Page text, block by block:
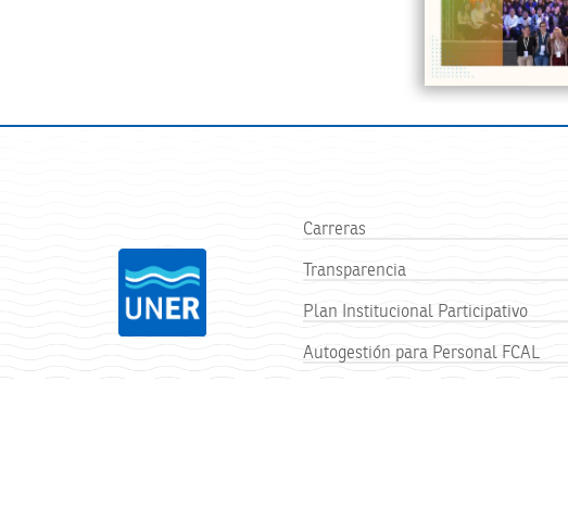
Carreras
Transparencia
Plan Institucional Participativo
Autogestión para Personal FCAL